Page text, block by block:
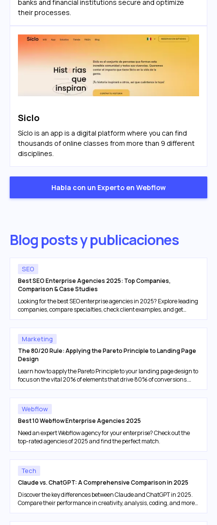
banks and financial institutions secure and optimize
their processes.
Siclo
Síclo is an app is a digital platform where you can find
thousands of online classes from more than 9 different
disciplines.
Habla con un Experto en Webflow
Blog posts y publicaciones
SEO
Best SEO Enterprise Agencies 2025: Top Companies,
Comparison & Case Studies
Looking for the best SEO enterprise agencies in 2025? Explore leading
companies, compare specialties, check client examples, and get
Marketing
The 80/20 Rule: Applying the Pareto Principle to Landing Page
Design
Learn how to apply the Pareto Principle to your landing page design to
focus on the vital 20% of elements that drive 80% of conversions.
Webflow
Best 10 Webflow Enterprise Agencies 2025
Need an expert Webflow agency for your enterprise? Check out the
top-rated agencies of 2025 and find the perfect match.
Tech
Claude vs. ChatGPT: A Comprehensive Comparison in 2025
Discover the key differences between Claude and ChatGPT in 2025.
Compare their performance in creativity, analysis, coding, and more